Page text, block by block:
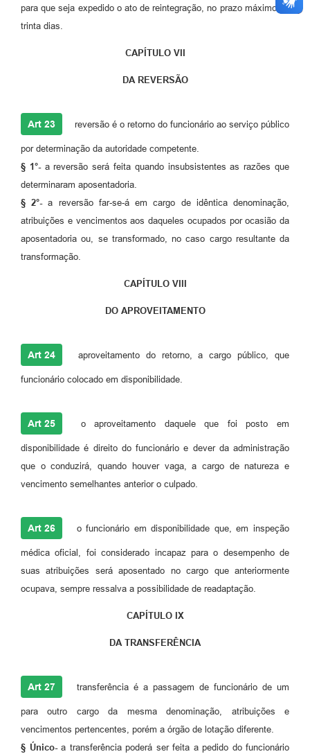
para que seja expedido o ato de reintegração, no prazo máximo de
trinta dias.
CAPÍTULO VII
DA REVERSÃO
Art 23 reversão é o retorno do funcionário ao serviço público
por determinação da autoridade competente.
§ 1°-a reversão será feita quando insubsistentes as razões que
determinaram aposentadoria.
§ 2°-a reversão far-se-á em cargo de idêntica denominação,
atribuições e vencimentos aos daqueles ocupados por ocasião da
aposentadoria ou, se transformado, no caso cargo resultante da
transformação.
CAPÍTULO VIII
DO APROVEITAMENTO
Art 24 aproveitamento do retorno, a cargo público, que
funcionário colocado em disponibilidade.
Art 25 o aproveitamento daquele que foi posto em
disponibilidade é direito do funcionário e dever da administração
que o conduzirá, quando houver vaga, a cargo de natureza e
vencimento semelhantes anterior o culpado.
Art 26 o funcionário em disponibilidade que, em inspeção
médica oficial, foi considerado incapaz para o desempenho de
suas atribuições será aposentado no cargo que anteriormente
ocupava, sempre ressalva a possibilidade de readaptação.
CAPÍTULO IX
DA TRANSFERÊNCIA
Art 27 transferência é a passagem de funcionário de um
para outro cargo da mesma denominação, atribuições e
vencimentos pertencentes, porém a órgão de lotação diferente.
§ Único-a transferência poderá ser feita a pedido do funcionário